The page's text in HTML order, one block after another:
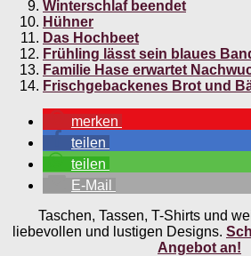
Winterschlaf beendet
Hühner
Das Hochbeet
Frühling lässt sein blaues
Familie Hase erwartet
Frischgebackenes Brot und
merken
teilen
teilen
E-Mail
Taschen, Tassen, T-Shirts und
liebevollen und lustigen Designs.
Angebot an!